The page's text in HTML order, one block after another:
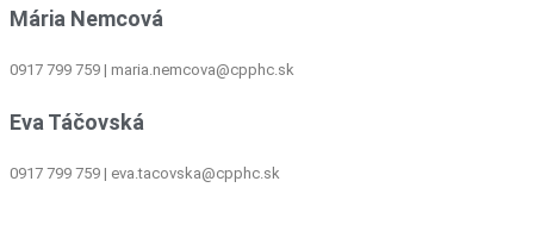
Mária Nemcová
0917 799 759 | maria.nemcova@cpphc.sk
Eva Táčovská
0917 799 759 | eva.tacovska@cpphc.sk